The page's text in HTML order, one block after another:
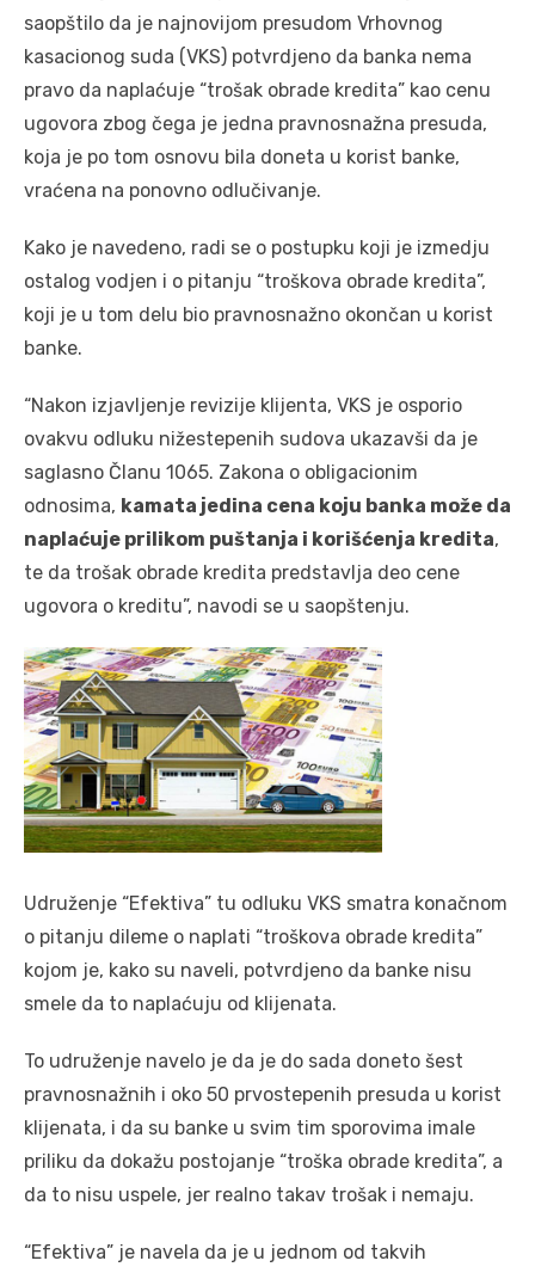
saopštilo da je najnovijom presudom Vrhovnog
kasacionog suda (VKS) potvrdjeno da banka nema
pravo da naplaćuje “trošak obrade kredita” kao cenu
ugovora zbog čega je jedna pravnosnažna presuda,
koja je po tom osnovu bila doneta u korist banke,
vraćena na ponovno odlučivanje.
Kako je navedeno, radi se o postupku koji je izmedju
ostalog vodjen i o pitanju “troškova obrade kredita”,
koji je u tom delu bio pravnosnažno okončan u korist
banke.
“Nakon izjavljenje revizije klijenta, VKS je osporio
ovakvu odluku nižestepenih sudova ukazavši da je
saglasno Članu 1065. Zakona o obligacionim
odnosima, kamata jedina cena koju banka može da
naplaćuje prilikom puštanja i korišćenja kredita,
te da trošak obrade kredita predstavlja deo cene
ugovora o kreditu”, navodi se u saopštenju.
Udruženje “Efektiva” tu odluku VKS smatra konačnom
o pitanju dileme o naplati “troškova obrade kredita”
kojom je, kako su naveli, potvrdjeno da banke nisu
smele da to naplaćuju od klijenata.
To udruženje navelo je da je do sada doneto šest
pravnosnažnih i oko 50 prvostepenih presuda u korist
klijenata, i da su banke u svim tim sporovima imale
priliku da dokažu postojanje “troška obrade kredita”, a
da to nisu uspele, jer realno takav trošak i nemaju.
“Efektiva” je navela da je u jednom od takvih